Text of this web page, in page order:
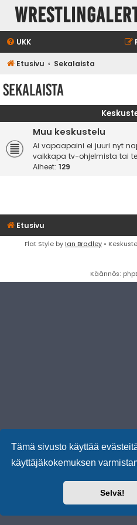
Tämä sivusto käyttää
käyttäjäkokemuksen
Selvä!
UKK
Etusivu Sekalaista
Sekalaista
Muu keskustelu
Ai vapaapaini ei juuri nyt
vaikkapa tv-ohjelmista tai
Aiheet: 129
Etusivu
Flat Style by Ian Bradley •
Käännös: